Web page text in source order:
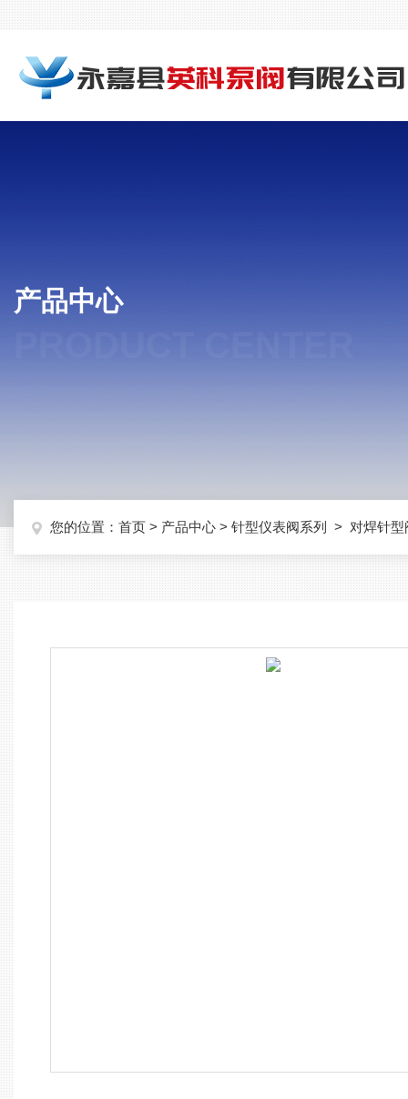
产品中心
您的位置： 首页 > 产品中心 > 针型仪表阀系列 > 对焊针型